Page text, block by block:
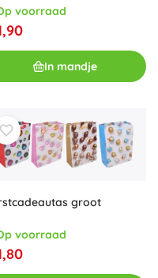
voorraad
In mandje
groot
voorraad